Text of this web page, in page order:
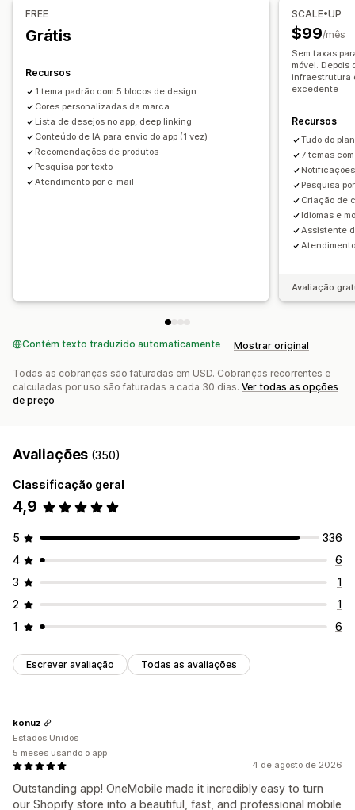
Notificações push
Carrinho abandonado
Promoções
Rich media
Notificações personalizadas
Links de compartilhamento
Análises de conversões
Personalização
Branding personalizado Layouts automáticos
Ícones personalizados Em vários idiomas
Modelos de e-mail Alertas de compra
Alertas de preço
Alertas de estoque
FREE
Grátis
Recursos
1 tema padrão com 5 blocos de design
Cores personalizadas da marca
Lista de desejos no app, deep linking
Conteúdo de IA para envio do app (1 vez)
Recomendações de produtos
Pesquisa por texto
Atendimento por e-mail
SCALE•UP
$99/mês
Sem taxas
móvel. Depois
infraestrutura
excedente
Recursos
Tudo do
7 temas
Pesquisa
Criação de
Idiomas e
Assistente
Avaliação
Contém texto traduzido automaticamente Mostrar original
Todas as cobranças são faturadas em USD. Cobranças recorrentes e
calculadas por uso são faturadas a cada 30 dias. Ver todas as opções
de preço
Avaliações (350)
Classificação geral
4,9
5
336
4
6
3
1
2
1
1
6
Escrever avaliação Todas as avaliações
4 de agosto de 2026
Outstanding app! OneMobile made it incredibly easy to turn
our Shopify store into a beautiful, fast, and professional mobile
konuz
Estados Unidos
5 meses usando o app